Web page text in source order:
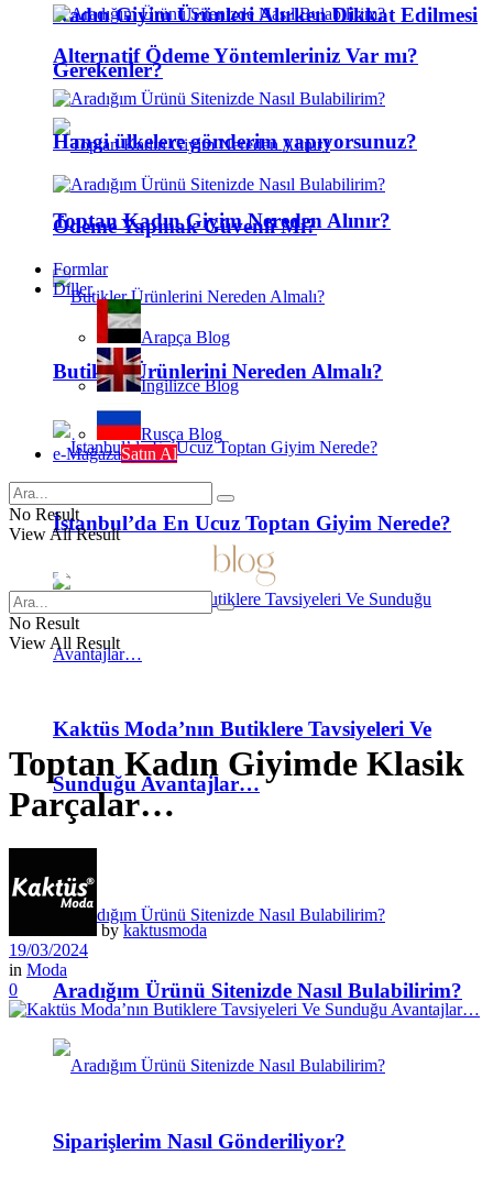
Kadın Giyim Ürünleri Alırken Dikkat Edilmesi
Gerekenler?
Toptan Kadın Giyim Nereden Alınır?
Butikler Ürünlerini Nereden Almalı?
İstanbul’da En Ucuz Toptan Giyim Nerede?
Kaktüs Moda’nın Butiklere Tavsiyeleri Ve
Sunduğu Avantajlar…
Aradığım Ürünü Sitenizde Nasıl Bulabilirim?
Siparişlerim Nasıl Gönderiliyor?
Alternatif Ödeme Yöntemleriniz Var mı?
Hangi ülkelere gönderim yapıyorsunuz?
Ödeme Yapmak Güvenli Mi?
Formlar
Diller
Arapça Blog
İngilizce Blog
Rusça Blog
e-MağazaSatın Al
No Result
View All Result
No Result
View All Result
Toptan Kadın Giyimde Klasik
Parçalar…
by kaktusmoda
19/03/2024
in Moda
0